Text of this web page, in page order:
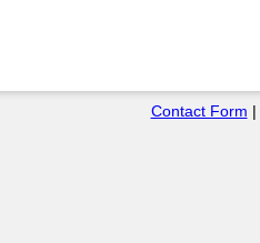
Contact Form |